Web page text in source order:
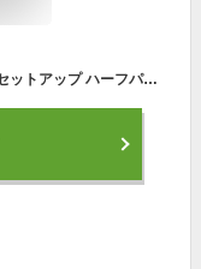
半袖Tシャツ ショートパンツ スポーツウェア セットアップ ハーフパンツ 2点上下セット メンズ レディース トップス カジュアル ランニングウェア 短パン 半ズボン 夏服 トレーニングウェア 吸汗 速乾 通気性 ファッション ランニング テニスウエア ゴルフウェア